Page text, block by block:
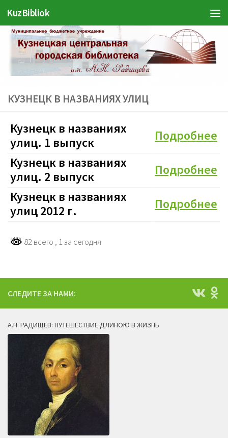
Перейти к содержимому
KuzBibliok
КУЗНЕЦК В НАЗВАНИЯХ УЛИЦ
Кузнецк в названиях
улиц. 1 выпуск
Подробнее
Кузнецк в названиях
улиц. 2 выпуск
Подробнее
Кузнецк в названиях
улиц 2012 г.
Подробнее
82 всего , 1 за сегодня
СЛЕДИТЕ ЗА НАМИ:
А.Н. РАДИЩЕВ: ПУТЕШЕСТВИЕ ДЛИНОЮ В ЖИЗНЬ